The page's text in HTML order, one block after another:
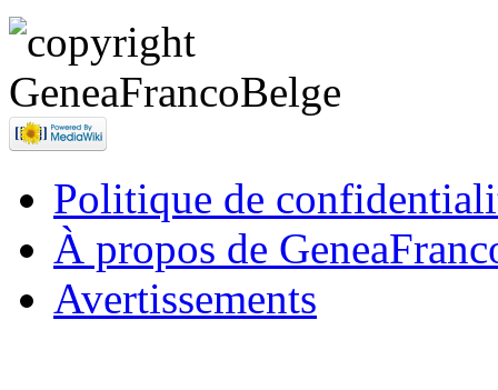
Politique de
À propos de
Avertissements